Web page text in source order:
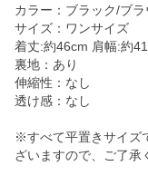
カラー：ブラック/ブラ
サイズ：ワンサイズ
着丈:約46cm 肩幅:約
裏地：あり
伸縮性：なし
透け感：なし
※すべて平置きサイズ
ざいますので、ご了承